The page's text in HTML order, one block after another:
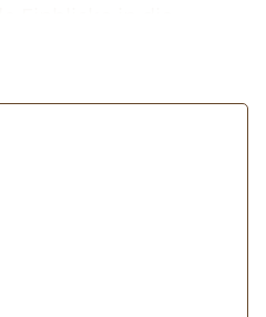
Einblicke in die
Arten. Neben
Treffpunkt der
Von hier
Fahrrad in das
kann aber